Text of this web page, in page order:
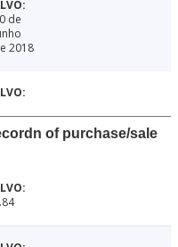
de
2018
of purchase/sale